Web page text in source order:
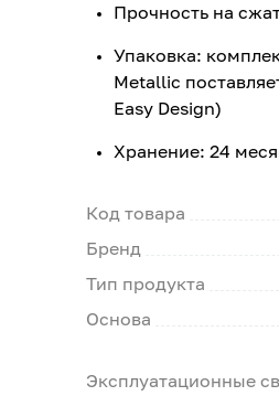
Прочность на
Упаковка:
Metallic
Easy Design)
Хранение: 24
Код товара
Бренд
Тип продукта
Основа
Эксплуатационные